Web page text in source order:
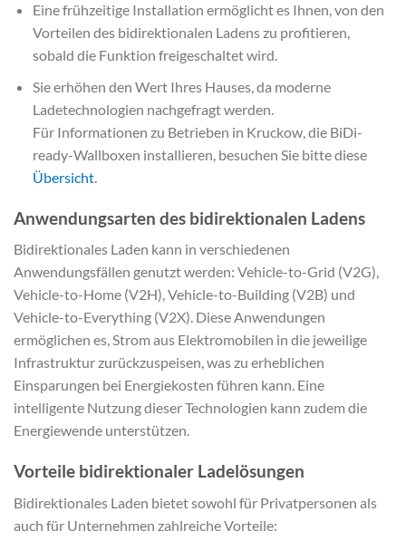
Eine frühzeitige Installation ermöglicht es Ihnen, von den
Vorteilen des bidirektionalen Ladens zu profitieren,
sobald die Funktion freigeschaltet wird.
Sie erhöhen den Wert Ihres Hauses, da moderne
Ladetechnologien nachgefragt werden.
Für Informationen zu Betrieben in Kruckow, die BiDi-
ready-Wallboxen installieren, besuchen Sie bitte diese
Übersicht.
Anwendungsarten des bidirektionalen Ladens
Bidirektionales Laden kann in verschiedenen
Anwendungsfällen genutzt werden: Vehicle-to-Grid (V2G),
Vehicle-to-Home (V2H), Vehicle-to-Building (V2B) und
Vehicle-to-Everything (V2X). Diese Anwendungen
ermöglichen es, Strom aus Elektromobilen in die jeweilige
Infrastruktur zurückzuspeisen, was zu erheblichen
Einsparungen bei Energiekosten führen kann. Eine
intelligente Nutzung dieser Technologien kann zudem die
Energiewende unterstützen.
Vorteile bidirektionaler Ladelösungen
Bidirektionales Laden bietet sowohl für Privatpersonen als
auch für Unternehmen zahlreiche Vorteile: